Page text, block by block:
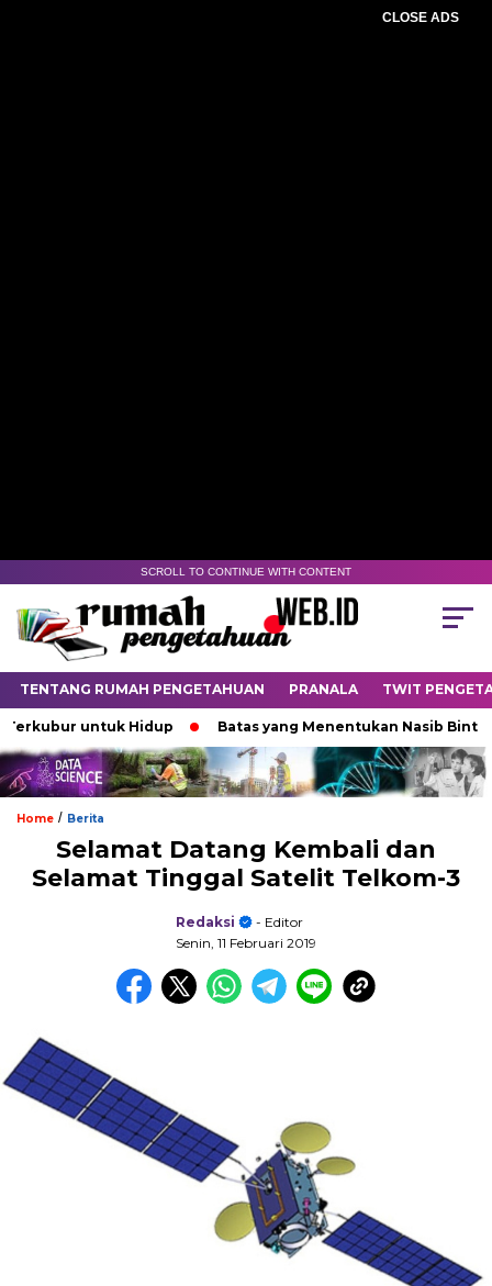
CLOSE ADS
SCROLL TO CONTINUE WITH CONTENT
TENTANG RUMAH PENGETAHUAN PRANALA TWIT
untuk Hidup Batas yang Menentukan Nasib Bintang
Home / Berita
Selamat Datang Kembali dan
Selamat Tinggal Satelit Telkom-3
Redaksi
- Editor
Senin, 11 Februari 2019